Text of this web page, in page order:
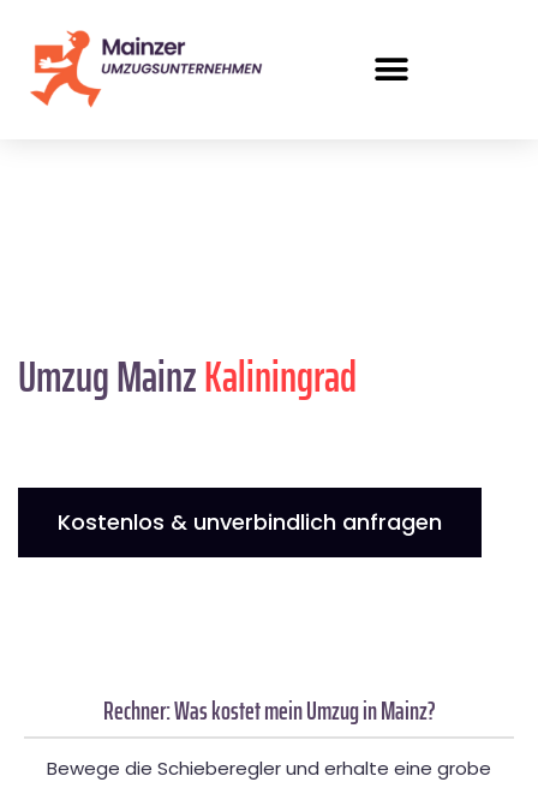
Umzug MainzKaliningrad
Kostenlos & unverbindlich anfragen
Rechner: Was kostet mein Umzug in Mainz?
Bewege die Schieberegler und erhalte eine grobe